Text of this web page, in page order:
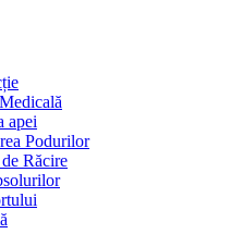
apei
Podurilor
Răcire